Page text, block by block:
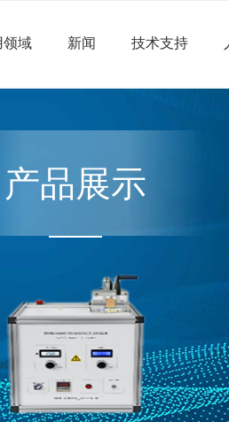
领域 新闻 技术支持
产品展示